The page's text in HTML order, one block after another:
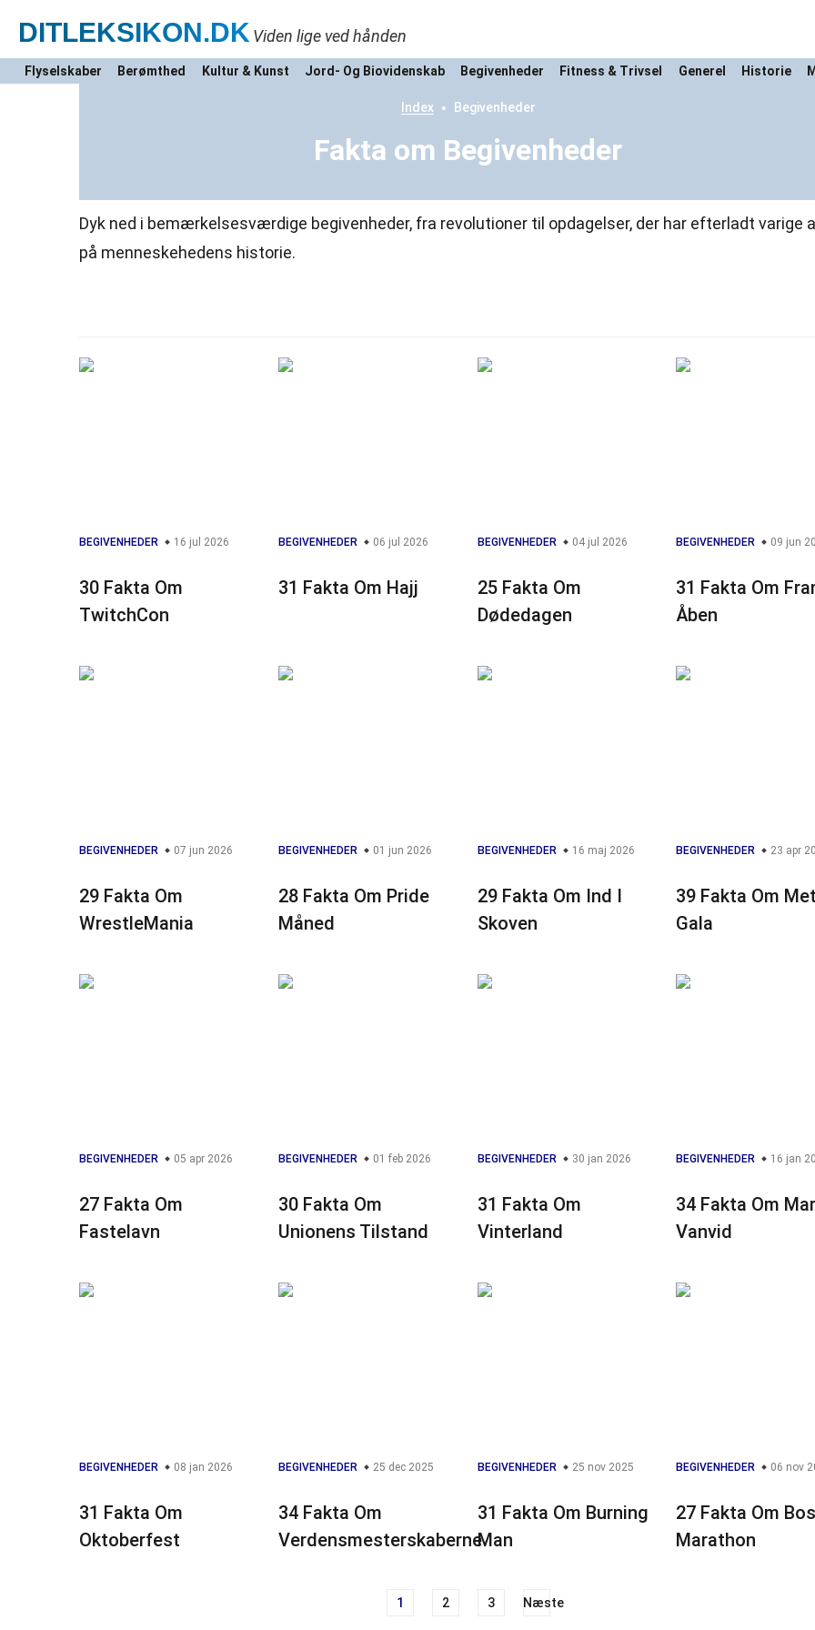
DITLEKSIKON.DK Viden lige ved hånden
Flyselskaber Berømthed Kultur & Kunst Jord- Og Biovidenskab Begivenheder Fitness & Trivsel Generel Historie
Index Begivenheder
Fakta om Begivenheder
Dyk ned i bemærkelsesværdige begivenheder, fra revolutioner til opdagelser, der har efterladt varige
på menneskehedens historie.
BEGIVENHEDER 16 jul 2026
30 Fakta Om
TwitchCon
BEGIVENHEDER 06 jul 2026
31 Fakta Om Hajj
BEGIVENHEDER 04 jul 2026
25 Fakta Om
Dødedagen
BEGIVENHEDER 09 jun
31 Fakta Om
Åben
BEGIVENHEDER 07 jun 2026
29 Fakta Om
WrestleMania
BEGIVENHEDER 01 jun 2026
28 Fakta Om Pride
Måned
BEGIVENHEDER 16 maj 2026
29 Fakta Om Ind I
Skoven
BEGIVENHEDER 23 apr
39 Fakta Om Met
Gala
BEGIVENHEDER 05 apr 2026
27 Fakta Om
Fastelavn
BEGIVENHEDER 01 feb 2026
30 Fakta Om
Unionens Tilstand
BEGIVENHEDER 30 jan 2026
31 Fakta Om
Vinterland
BEGIVENHEDER 16 jan
34 Fakta Om
Vanvid
BEGIVENHEDER 08 jan 2026
31 Fakta Om
Oktoberfest
BEGIVENHEDER 25 dec 2025
34 Fakta Om
Verdensmesterskaberne
BEGIVENHEDER 25 nov 2025
31 Fakta Om Burning
Man
BEGIVENHEDER 06 nov
27 Fakta Om
Marathon
1 2 3 Næste